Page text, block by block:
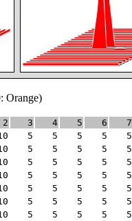
Orange)
3 4 5 6 7
5 5 5 5 5
5 5 5 5 5
5 5 5 5 5
5 5 5 5 5
5 5 5 5 5
5 5 5 5 5
5 5 5 5 5